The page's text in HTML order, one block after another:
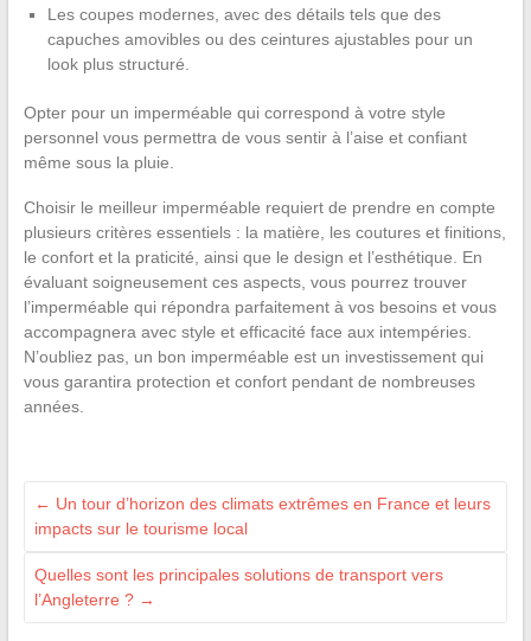
Les coupes modernes, avec des détails tels que des
capuches amovibles ou des ceintures ajustables pour un
look plus structuré.
Opter pour un imperméable qui correspond à votre style
personnel vous permettra de vous sentir à l’aise et confiant
même sous la pluie.
Choisir le meilleur imperméable requiert de prendre en compte
plusieurs critères essentiels : la matière, les coutures et finitions,
le confort et la praticité, ainsi que le design et l’esthétique. En
évaluant soigneusement ces aspects, vous pourrez trouver
l’imperméable qui répondra parfaitement à vos besoins et vous
accompagnera avec style et efficacité face aux intempéries.
N’oubliez pas, un bon imperméable est un investissement qui
vous garantira protection et confort pendant de nombreuses
années.
← Un tour d’horizon des climats extrêmes en France et leurs
impacts sur le tourisme local
Quelles sont les principales solutions de transport vers
l’Angleterre ? →